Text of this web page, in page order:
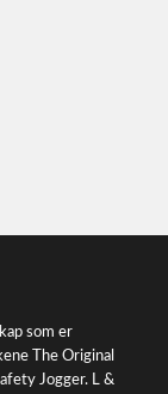
som er
The Original
Jogger. L &